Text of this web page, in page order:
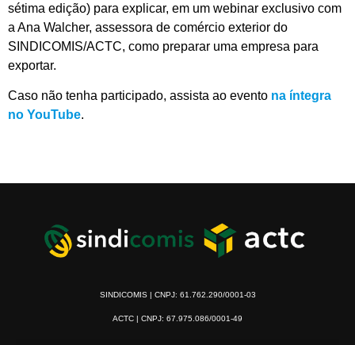
sétima edição) para explicar, em um webinar exclusivo com
a Ana Walcher, assessora de comércio exterior do
SINDICOMIS/ACTC, como preparar uma empresa para
exportar.
Caso não tenha participado, assista ao evento na íntegra
no YouTube.
SINDICOMIS | CNPJ: 61.762.290/0001-03
ACTC | CNPJ: 67.975.086/0001-49